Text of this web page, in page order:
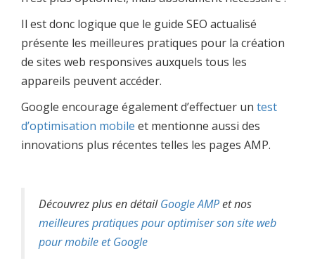
Il est donc logique que le guide SEO actualisé
présente les meilleures pratiques pour la création
de sites web responsives auxquels tous les
appareils peuvent accéder.
Google encourage également d’effectuer un test
d’optimisation mobile et mentionne aussi des
innovations plus récentes telles les pages AMP.
Découvrez plus en détailGoogle AMPet nos
meilleures pratiques pour optimiser son site web
pour mobile et Google